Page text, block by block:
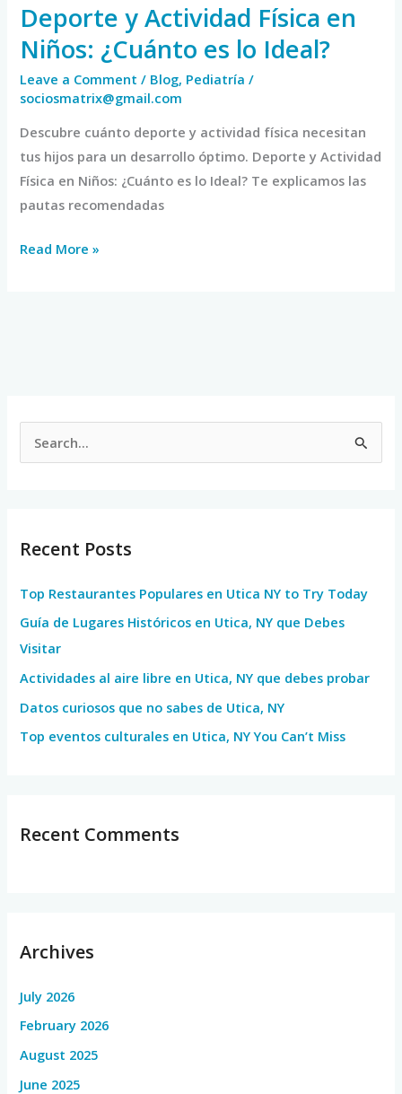
Deporte y Actividad Física en
Niños: ¿Cuánto es lo Ideal?
Leave a Comment / Blog, Pediatría /
sociosmatrix@gmail.com
Descubre cuánto deporte y actividad física necesitan
tus hijos para un desarrollo óptimo. Deporte y Actividad
Física en Niños: ¿Cuánto es lo Ideal? Te explicamos las
pautas recomendadas
Read More »
c
f
o
r
:
Recent Posts
Top Restaurantes Populares en Utica NY to Try Today
Guía de Lugares Históricos en Utica, NY que Debes
Visitar
Actividades al aire libre en Utica, NY que debes probar
Datos curiosos que no sabes de Utica, NY
Top eventos culturales en Utica, NY You Can’t Miss
Recent Comments
Archives
July 2026
February 2026
August 2025
June 2025